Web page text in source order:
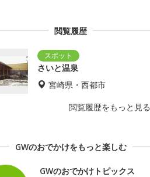
閲覧履歴
さいと温泉
宮崎県・西都市
閲覧履歴をもっと見る
GWのおでかけをもっと楽しむ
GWのおでかけトピックス